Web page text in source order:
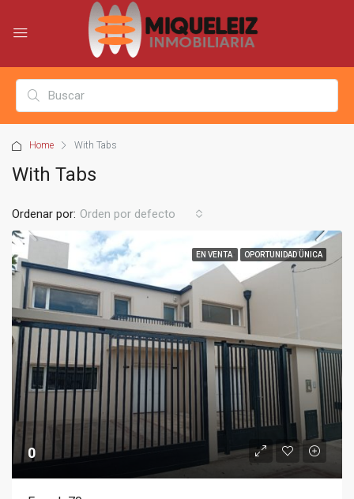
Home With Tabs
With Tabs
Ordenar por: Orden por defecto
EN VENTA OPORTUNIDAD ÜNICA
0